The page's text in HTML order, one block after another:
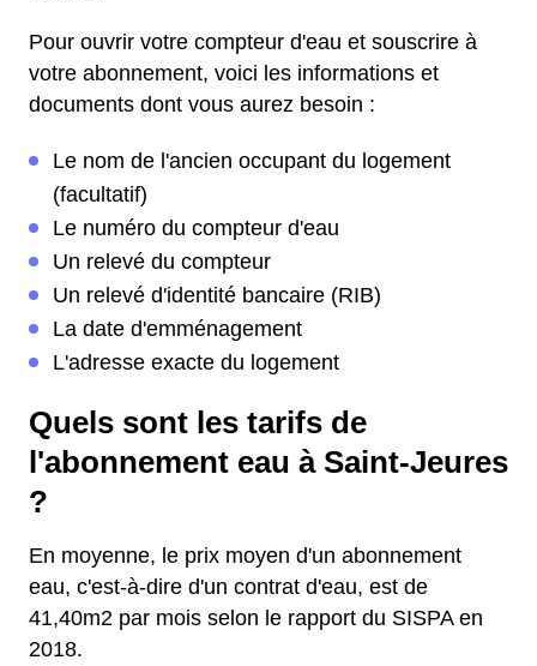
Pour ouvrir votre compteur d'eau et souscrire à
votre abonnement, voici les informations et
documents dont vous aurez besoin :
Le nom de l'ancien occupant du logement
(facultatif)
Le numéro du compteur d'eau
Un relevé du compteur
Un relevé d'identité bancaire (RIB)
La date d'emménagement
L'adresse exacte du logement
Quels sont les tarifs de
l'abonnement eau à Saint-Jeures
?
En moyenne, le prix moyen d'un abonnement
eau, c'est-à-dire d'un contrat d'eau, est de
41,40m2 par mois selon le rapport du SISPA en
2018.